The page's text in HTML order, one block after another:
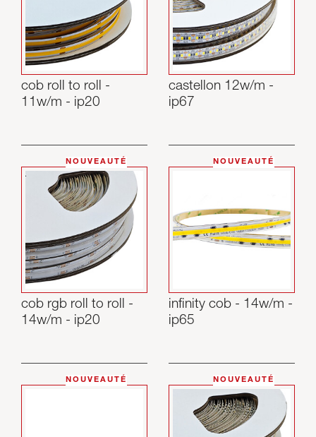
cob roll to roll -
11w/m - ip20
castellon 12w/m -
ip67
NOUVEAUTÉ
cob rgb roll to roll -
14w/m - ip20
NOUVEAUTÉ
infinity cob - 14w/m -
ip65
NOUVEAUTÉ NOUVEAUTÉ